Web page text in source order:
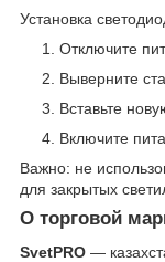
Установка
Отключите
Выверните
Вставьте
Включите
Важно: не
для закрытых
О торговой
SvetPRO —